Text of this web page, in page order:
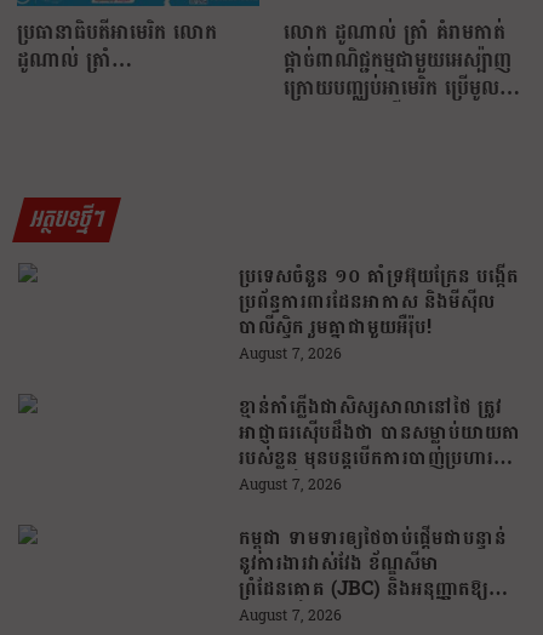
ប្រធានាធិបតីអាមេរិក លោក
ដូណាល់ ត្រាំ…
លោក ដូណាល់ ត្រាំ គំរាមកាត់
ផ្តាច់ពាណិជ្ជកម្មជាមួយអេស្ប៉ាញ
ក្រោយបញ្ឈប់អាមេរិក ប្រើមូល
អត្ថបទថ្មីៗ
ប្រទេសចំនួន ១០ គាំទ្រអ៊ុយក្រែន បង្កើត
ប្រព័ន្ធការពារដែនអាកាស និងមីស៊ីល
បាលីស្ទិក រួមគ្នាជាមួយអឺរ៉ុប!
August 7, 2026
ខ្មាន់កាំភ្លើងជាសិស្សសាលានៅថៃ ត្រូវ
អាជ្ញាធរស៊ើបដឹងថា បានសម្លាប់យាយតា
របស់ខ្លួន មុនបន្តបើកការបាញ់ប្រហារនៅ
សាលារៀន
August 7, 2026
កម្ពុជា ទាមទារឲ្យថៃចាប់ផ្តើមជាបន្ទាន់
នូវការងារវាស់វែង ខ័ណ្ឌសីមា
ព្រំដែនគោគ (JBC) និងអនុញ្ញាតឱ្យ
ពលរដ្ឋភៀសសឹកវិលទៅលំនៅឋានវិញ
August 7, 2026